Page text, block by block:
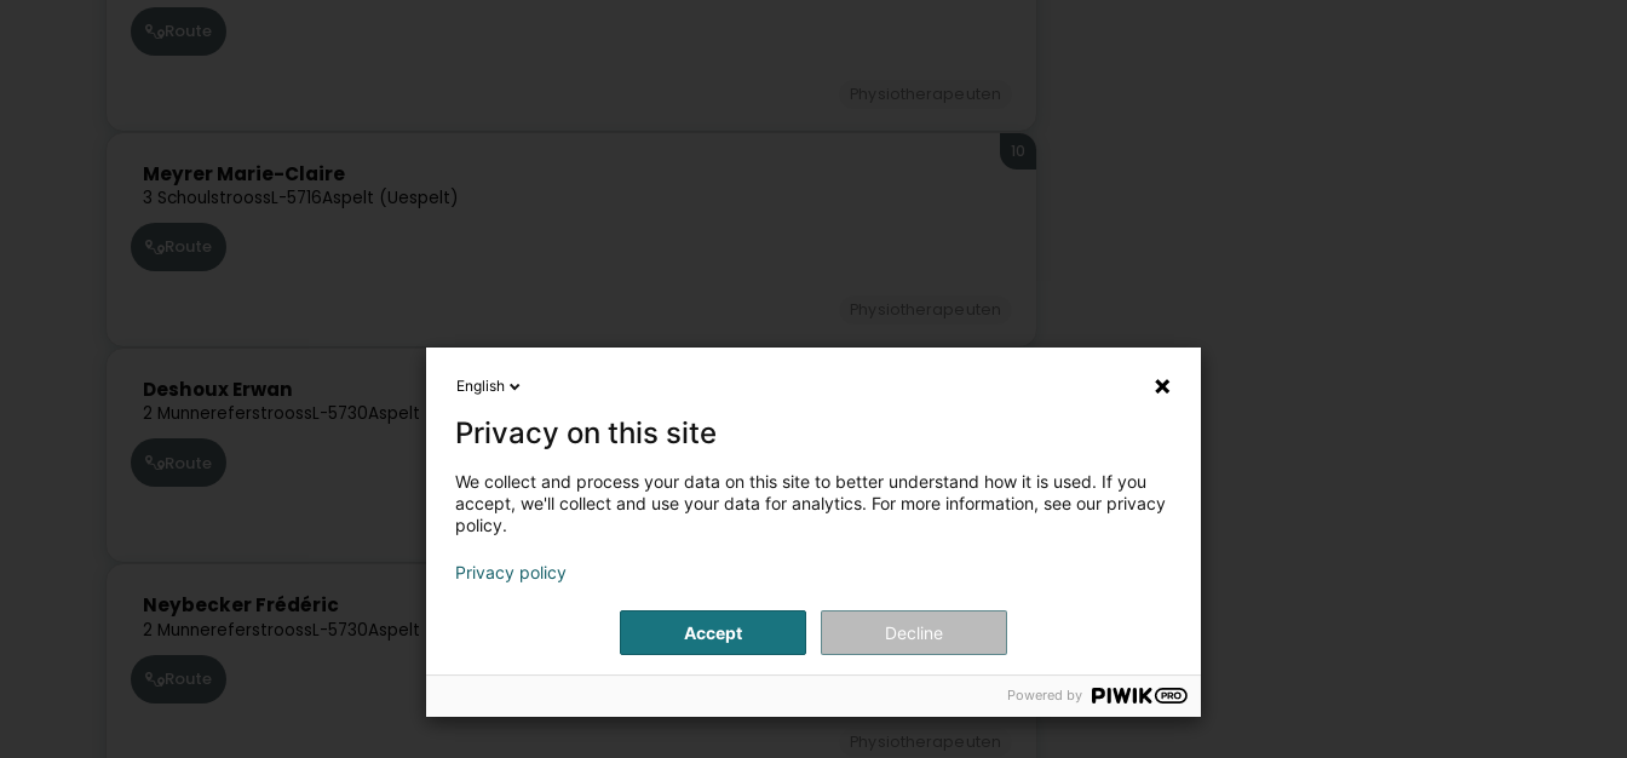
Route
Meyrer Marie-Claire
3 SchoulstroossL-5716Aspelt (Uespelt)
10
Route
Deshoux Erwan
2 MunnereferstroossL-5730Aspelt (Uespelt)
Route
Neybecker Frédéric
2 MunnereferstroossL-5730Aspelt (Uespelt)
Route
English
Privacy on this site
We collect and process your data on this site to better understand how it is used. If you
accept, we'll collect and use your data for analytics. For more information, see our privacy
policy.
Privacy policy
Accept Decline
Powered by